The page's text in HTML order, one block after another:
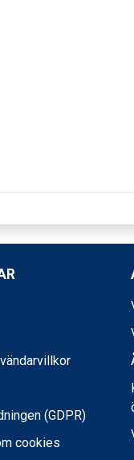
(GDPR)
cookies